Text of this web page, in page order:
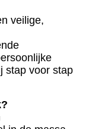
veilige,
stap voor stap